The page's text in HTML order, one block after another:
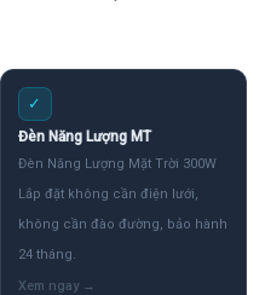
✓
Đèn Năng Lượng MT
Đèn Năng Lượng Mặt Trời 300W
Lắp đặt không cần điện lưới,
không cần đào đường, bảo hành
24 tháng.